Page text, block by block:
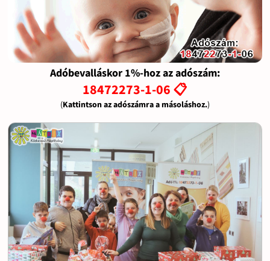
Adóbevalláskor 1%-hoz az adószám:
18472273-1-06 📋
(Kattintson az adószámra a másoláshoz.)